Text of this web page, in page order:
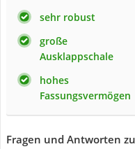
sehr robust
große
Ausklappschale
hohes
Fassungsvermögen
Fragen und Antworten